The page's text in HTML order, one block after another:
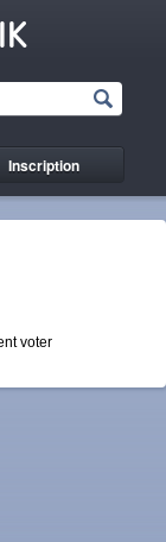
Inscription
voter